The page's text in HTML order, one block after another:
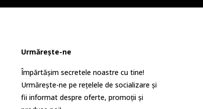
Urmărește-ne
Împărtășim secretele noastre cu tine!
Urmărește-ne pe rețelele de socializare și
fii informat despre oferte, promoții și